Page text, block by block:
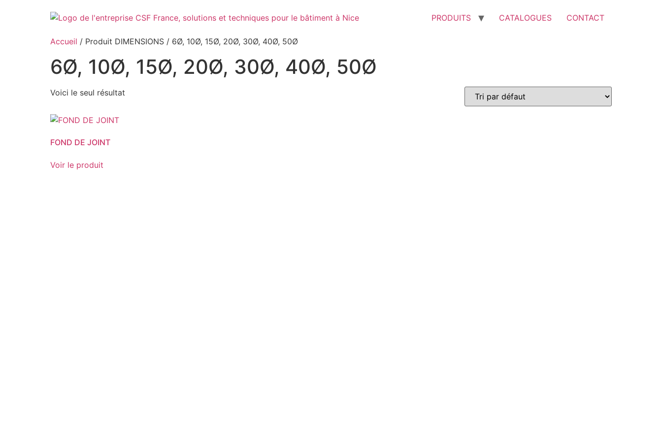
PRODUITS CATALOGUES CONTACT
Accueil / Produit DIMENSIONS / 6Ø, 10Ø, 15Ø, 20Ø, 30Ø, 40Ø, 50Ø
6Ø, 10Ø, 15Ø, 20Ø, 30Ø, 40Ø, 50Ø
Voici le seul résultat
FOND DE JOINT
Voir le produit